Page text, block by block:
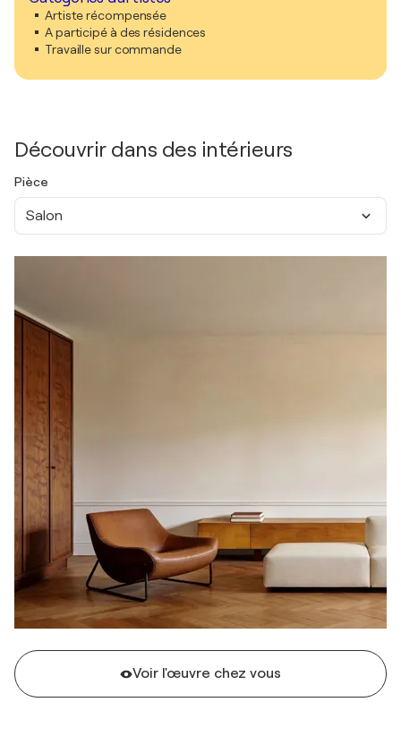
Artiste récompensée
A participé à des résidences
Travaille sur commande
Découvrir dans des intérieurs
Pièce
Salon
Voir l'œuvre chez vous